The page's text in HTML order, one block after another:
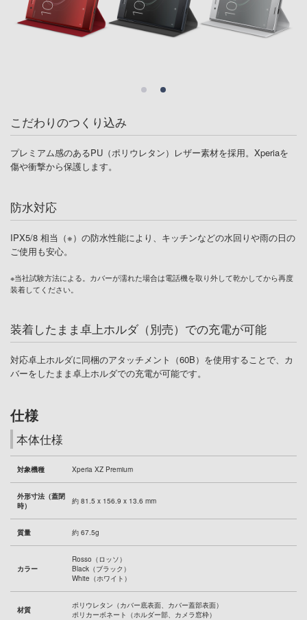
こだわりのつくり込み
プレミアム感のあるPU（ポリウレタン）レザー素材を採用。Xperiaを
傷や衝撃から保護します。
防水対応
IPX5/8 相当（※）の防水性能により、キッチンなどの水回りや雨の日の
ご使用も安心。
※当社試験方法による。カバーが濡れた場合は電話機を取り外して乾かしてから再度
装着してください。
装着したまま卓上ホルダ（別売）での充電が可能
対応卓上ホルダに同梱のアタッチメント（60B）を使用することで、カ
バーをしたまま卓上ホルダでの充電が可能です。
仕様
本体仕様
対象機種 Xperia XZ Premium
外形寸法（蓋閉
時）
約 81.5 x 156.9 x 13.6 mm
質量 約 67.5g
カラー
Rosso（ロッソ）
Black（ブラック）
White（ホワイト）
材質
ポリウレタン（カバー底表面、カバー蓋部表面）
ポリカーボネート（ホルダー部、カメラ窓枠）